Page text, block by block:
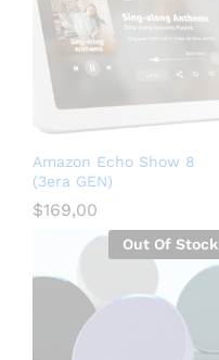
Amazon Echo Show 8
(3era GEN)
$169,00
Out Of Stock